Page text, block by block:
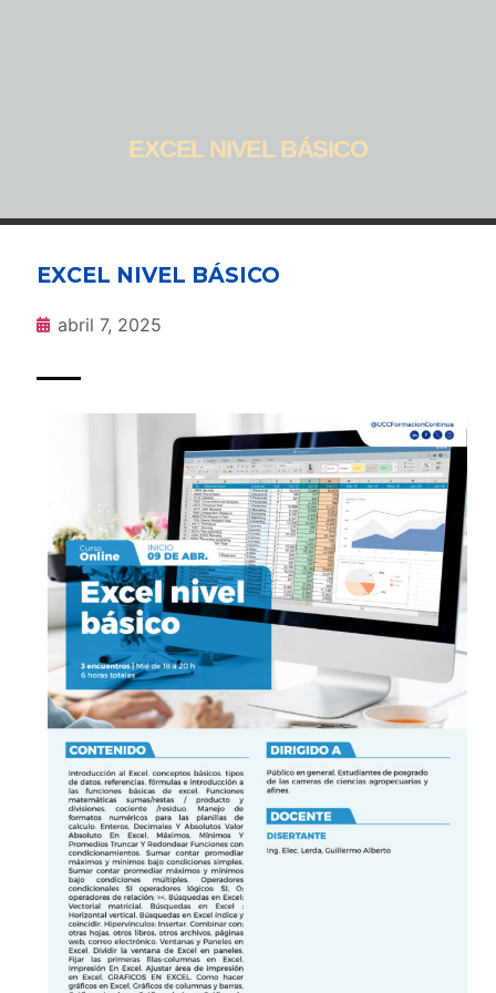
EXCEL NIVEL BÁSICO
EXCEL NIVEL BÁSICO
abril 7, 2025